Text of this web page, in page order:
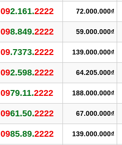
092.161.2222 72.000.000₫
098.849.2222 59.000.000₫
09.7373.2222 139.000.000₫
092.598.2222 64.205.000₫
0979.11.2222 188.000.000₫
0961.50.2222 67.000.000₫
0985.89.2222 139.000.000₫